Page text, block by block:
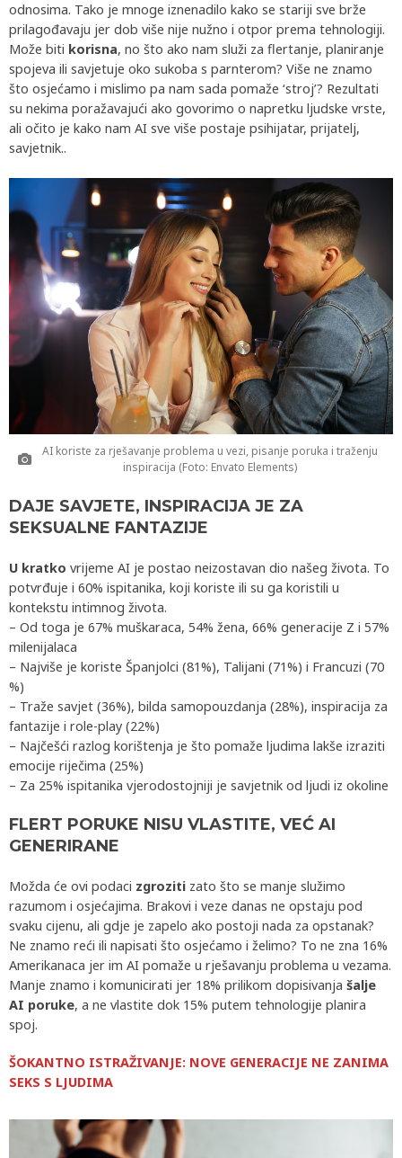
odnosima. Tako je mnoge iznenadilo kako se stariji sve brže
prilagođavaju jer dob više nije nužno i otpor prema tehnologiji.
Može biti korisna, no što ako nam služi za flertanje, planiranje
spojeva ili savjetuje oko sukoba s parnterom? Više ne znamo
što osjećamo i mislimo pa nam sada pomaže ‘stroj’? Rezultati
su nekima poražavajući ako govorimo o napretku ljudske vrste,
ali očito je kako nam AI sve više postaje psihijatar, prijatelj,
savjetnik..
AI koriste za rješavanje problema u vezi, pisanje poruka i traženju
inspiracija (Foto: Envato Elements)
DAJE SAVJETE, INSPIRACIJA JE ZA
SEKSUALNE FANTAZIJE
U kratko vrijeme AI je postao neizostavan dio našeg života. To
potvrđuje i 60% ispitanika, koji koriste ili su ga koristili u
kontekstu intimnog života.
– Od toga je 67% muškaraca, 54% žena, 66% generacije Z i 57%
milenijalaca
– Najviše je koriste Španjolci (81%), Talijani (71%) i Francuzi (70
%)
– Traže savjet (36%), bilda samopouzdanja (28%), inspiracija za
fantazije i role-play (22%)
– Najčešći razlog korištenja je što pomaže ljudima lakše izraziti
emocije riječima (25%)
– Za 25% ispitanika vjerodostojniji je savjetnik od ljudi iz okoline
FLERT PORUKE NISU VLASTITE, VEĆ AI
GENERIRANE
Možda će ovi podaci zgroziti zato što se manje služimo
razumom i osjećajima. Brakovi i veze danas ne opstaju pod
svaku cijenu, ali gdje je zapelo ako postoji nada za opstanak?
Ne znamo reći ili napisati što osjećamo i želimo? To ne zna 16%
Amerikanaca jer im AI pomaže u rješavanju problema u vezama.
Manje znamo i komunicirati jer 18% prilikom dopisivanja šalje
AI poruke, a ne vlastite dok 15% putem tehnologije planira
spoj.
ŠOKANTNO ISTRAŽIVANJE: NOVE GENERACIJE NE ZANIMA
SEKS S LJUDIMA